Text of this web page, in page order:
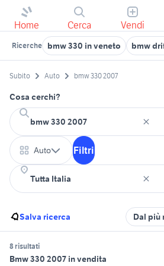
Home Cerca Vendi
Ricerche bmw 330 in veneto bmw
Subito Auto bmw 330 2007
Cosa cerchi?
Auto Filtri
Salva ricerca Dal più
8 risultati
Bmw 330 2007 in vendita